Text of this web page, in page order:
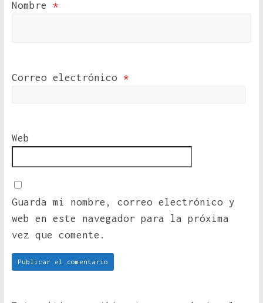
Nombre *
Correo electrónico *
Web
Guarda mi nombre, correo electrónico y
web en este navegador para la próxima
vez que comente.